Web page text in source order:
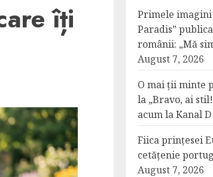
îți
Primele imagini
Paradis”
românii: „Mă
August 7, 2026
O mai ții minte
la „Bravo, ai
acum la Kanal D
Fiica prințesei
cetățenie
August 7, 2026